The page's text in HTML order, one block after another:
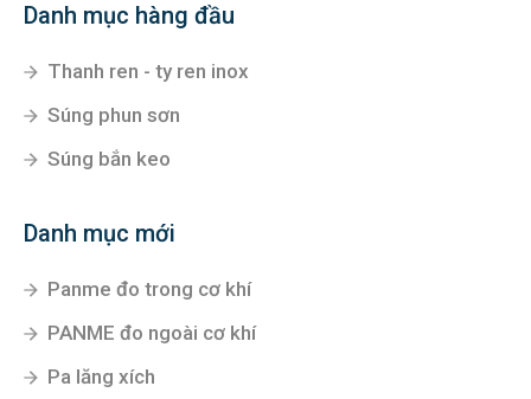
Danh mục hàng đầu
Thanh ren - ty ren inox
Súng phun sơn
Súng bắn keo
Danh mục mới
Panme đo trong cơ khí
PANME đo ngoài cơ khí
Pa lăng xích